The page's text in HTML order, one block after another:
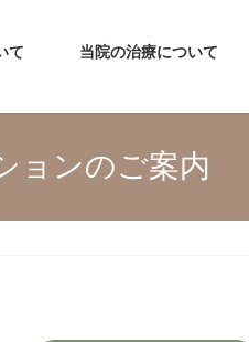
て 当院の治療について
ョンのご案内